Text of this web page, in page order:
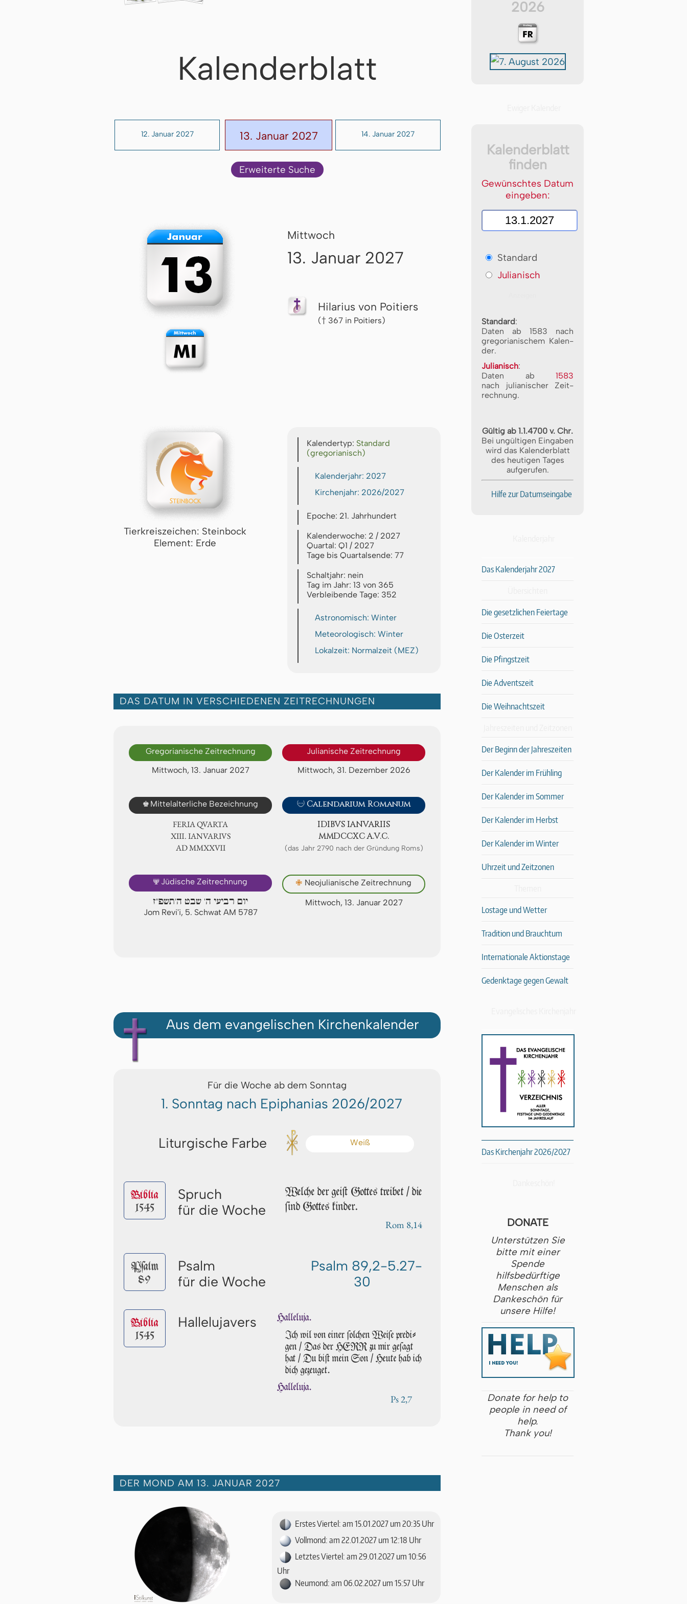
Kalenderblatt
12. Januar 2027 13. Januar 2027 14. Januar 2027
Erweiterte Suche
Mittwoch
13. Januar 2027
Hilarius von Poitiers
(† 367 in Poitiers)
Tierkreiszeichen: Steinbock
Element: Erde
Kalendertyp: Standard
(gregorianisch)
Kalenderjahr: 2027
Kirchenjahr: 2026/2027
Epoche: 21. Jahrhundert
Kalenderwoche: 2 / 2027
Quartal: Q1 / 2027
Tage bis Quartalsende: 77
Schaltjahr: nein
Tag im Jahr: 13 von 365
Verbleibende Tage: 352
Astronomisch: Winter
Meteorologisch: Winter
Lokalzeit: Normalzeit (MEZ)
DAS DATUM IN VERSCHIEDENEN ZEITRECHNUNGEN
Gregorianische Zeitrechnung
Mittwoch, 13. Januar 2027
Julianische Zeitrechnung
Mittwoch, 31. Dezember 2026
♚ Mittelalterliche Bezeichnung
FERIA QUARTA
ⅩⅢ. IANVARIVS
AD ⅯⅯⅩⅩⅦ
 Calendarium Romanum
IDIBVS IA­NV­ARI­IS
ⅯⅯⅮⅭⅭⅩⅭ A.V.C.
(das Jahr 2790 nach der Gründung Roms)
🕎 Jüdische Zeitrechnung
יום רביעי ה' שבט ה'תשפ"ז
Jom Revi'i, 5. Schwat AM 5787
✙ Neojulianische Zeitrechnung
Mittwoch, 13. Januar 2027
Aus dem evangelischen Kirchenkalender
Für die Woche ab dem Sonntag
1. Sonntag nach Epiphanias 2026/2027
Liturgische Farbe Weiß
Biblia
1545
Spruch
für die Woche
Welche der geiſt Got­tes treibet / die
ſind Got­tes kinder.
Rom 8,14
Pſalm
89
Psalm
für die Woche
Psalm 89,2-5.27-
30
Biblia
1545
Hallelujavers
Halleluja.
Ich wil von einer ſol­chen Weiſe predi­
gen / Das der HERR zu mir ge­ſagt
hat / Du biſt mein Son / Heu­te hab ich
dich gezeuget.
Halleluja.
Ps 2,7
DER MOND AM 13. JANUAR 2027
Erstes Viertel: am 15.01.2027 um 20:35 Uhr
Vollmond: am 22.01.2027 um 12:18 Uhr
Letztes Viertel: am 29.01.2027 um 10:56
Uhr
Neumond: am 06.02.2027 um 15:57 Uhr
2026
Kalenderblatt
finden
Gewünschtes Datum
eingeben:
Standard
Julianisch
Standard:
Daten ab 1583 nach
gre­go­ri­a­ni­schem Ka­len­
der.
Julianisch:
Daten ab 1583
nach ju­li­a­ni­scher Zeit­
rech­nung.
Gültig ab 1.1.4700 v. Chr.
Bei ungültigen Eingaben
wird das Kalenderblatt
des heutigen Tages
aufgerufen.
Hilfe zur Datumseingabe
Das Kalenderjahr 2027
Die gesetzlichen Feiertage
Die Osterzeit
Die Pfingstzeit
Die Adventszeit
Die Weihnachtszeit
Der Beginn der Jahreszeiten
Der Kalender im Frühling
Der Kalender im Sommer
Der Kalender im Herbst
Der Kalender im Winter
Uhrzeit und Zeitzonen
Lostage und Wetter
Tradition und Brauchtum
Internationale Aktionstage
Gedenktage gegen Gewalt
Das Kirchenjahr 2026/2027
DONATE
Unterstützen Sie
bitte mit einer
Spende
hilfsbedürftige
Menschen als
Dankeschön für
unsere Hilfe!
Donate for help to
people in need of
help.
Thank you!